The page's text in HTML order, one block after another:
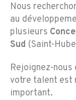
Nous
au
plusieurs
Sud (Saint-
Rejoignez-
votre talent est
important.